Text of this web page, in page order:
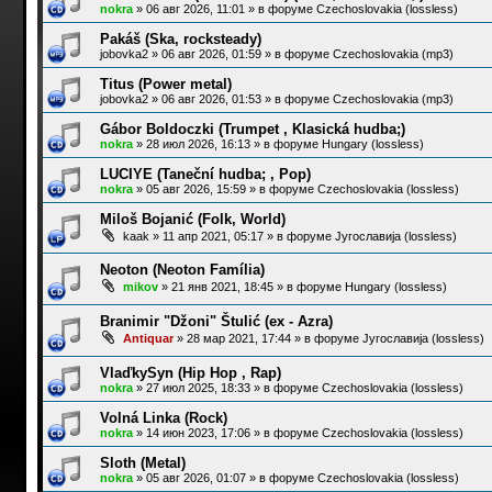
nokra» 06 авг 2026, 11:01 » в форуме Czechoslovakia (lossless)
Pakáš (Ska, rocksteady)
jobovka2» 06 авг 2026, 01:59» в форуме Czechoslovakia (mp3)
Titus (Power metal)
jobovka2» 06 авг 2026, 01:53» в форуме Czechoslovakia (mp3)
Gábor Boldoczki (Trumpet , Klasická hudba;)
nokra» 28 июл 2026, 16:13» в форуме Hungary (lossless)
LUCIYE (Taneční hudba; , Pop)
nokra» 05 авг 2026, 15:59» в форуме Czechoslovakia (lossless)
Miloš Bojanić (Folk, World)
kaak » 11 апр 2021, 05:17» в форуме Југославија (lossless)
Neoton (Neoton Família)
mikov» 21 янв 2021, 18:45» в форуме Hungary (lossless)
Branimir "Džoni" Štulić (ex - Azra)
Antiquar» 28 мар 2021, 17:44» в форуме Југославија (lossless)
VlaďkySyn (Hip Hop , Rap)
nokra» 27 июл 2025, 18:33» в форуме Czechoslovakia (lossless)
Volná Linka (Rock)
nokra» 14 июн 2023, 17:06» в форуме Czechoslovakia (lossless)
Sloth (Metal)
nokra» 05 авг 2026, 01:07» в форуме Czechoslovakia (lossless)